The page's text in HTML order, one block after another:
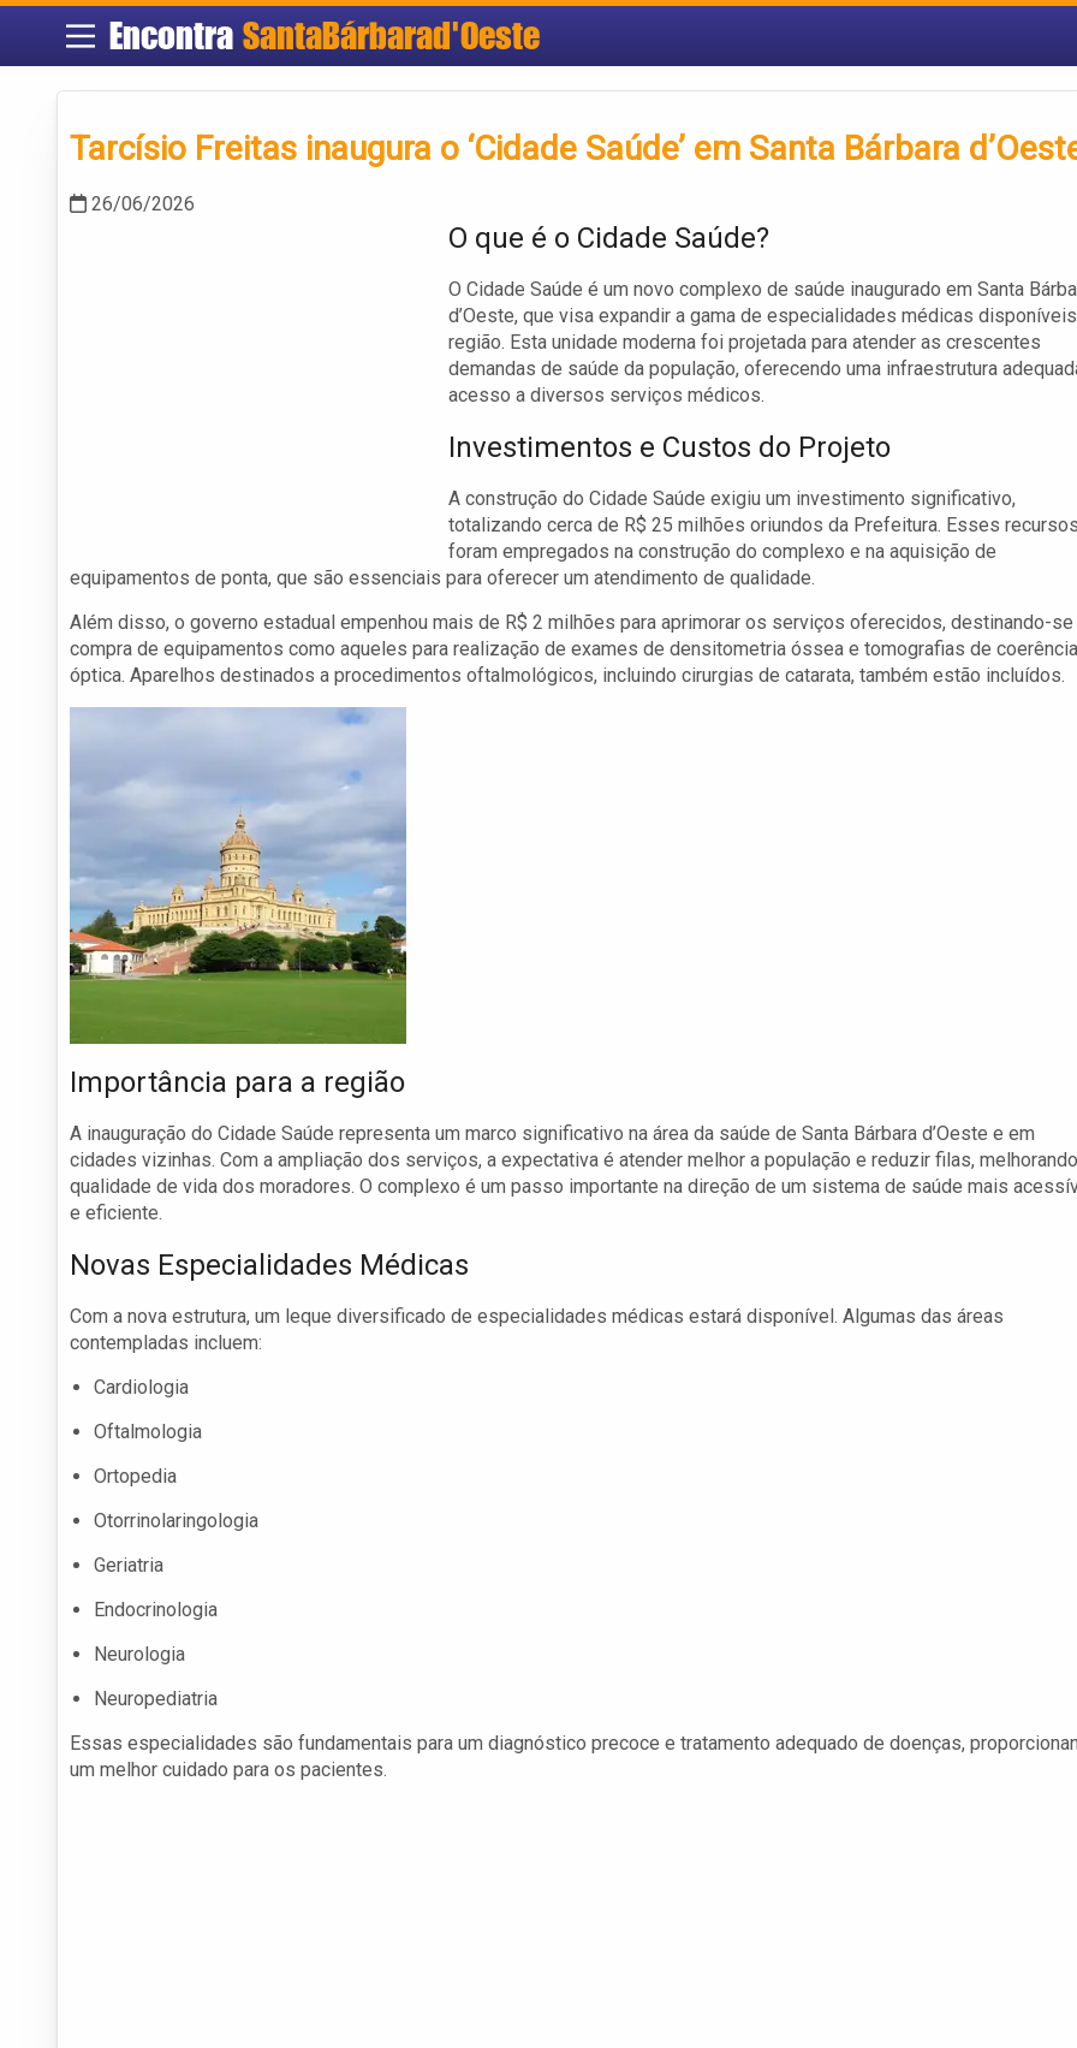
Encontra SantaBárbarad'Oeste
Tarcísio Freitas inaugura o ‘Cidade Saúde’ em Santa Bárbara
26/06/2026
O que é o Cidade Saúde?
O Cidade Saúde é um novo complexo de saúde inaugurado em Santa
d’Oeste, que visa expandir a gama de especialidades médicas
região. Esta unidade moderna foi projetada para atender as crescentes
demandas de saúde da população, oferecendo uma infraestrutura
acesso a diversos serviços médicos.
Investimentos e Custos do Projeto
A construção do Cidade Saúde exigiu um investimento significativo,
totalizando cerca de R$ 25 milhões oriundos da Prefeitura. Esses
foram empregados na construção do complexo e na aquisição de
equipamentos de ponta, que são essenciais para oferecer um atendimento de qualidade.
Além disso, o governo estadual empenhou mais de R$ 2 milhões para aprimorar os serviços oferecidos, destinando-se
compra de equipamentos como aqueles para realização de exames de densitometria óssea e tomografias de coerência
óptica. Aparelhos destinados a procedimentos oftalmológicos, incluindo cirurgias de catarata, também estão incluídos.
Importância para a região
A inauguração do Cidade Saúde representa um marco significativo na área da saúde de Santa Bárbara d’Oeste e em
cidades vizinhas. Com a ampliação dos serviços, a expectativa é atender melhor a população e reduzir filas,
qualidade de vida dos moradores. O complexo é um passo importante na direção de um sistema de saúde mais
e eficiente.
Novas Especialidades Médicas
Com a nova estrutura, um leque diversificado de especialidades médicas estará disponível. Algumas das áreas
contempladas incluem:
Cardiologia
Oftalmologia
Ortopedia
Otorrinolaringologia
Geriatria
Endocrinologia
Neurologia
Neuropediatria
Essas especialidades são fundamentais para um diagnóstico precoce e tratamento adequado de doenças,
um melhor cuidado para os pacientes.